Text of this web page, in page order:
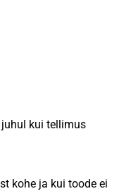
kui tellimus
kohe ja kui toode ei